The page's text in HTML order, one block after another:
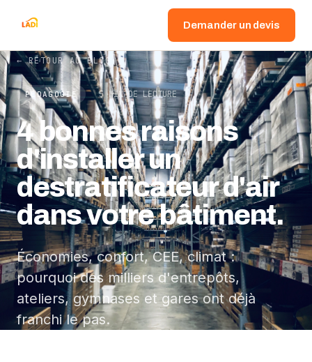
Demander un devis
← RETOUR AU BLOG
PÉDAGOGIE 5 MIN DE LECTURE
4 bonnes raisons
d'installer un
destratificateur d'air
dans votre bâtiment.
Économies, confort, CEE, climat :
pourquoi des milliers d'entrepôts,
ateliers, gymnases et gares ont déjà
franchi le pas.